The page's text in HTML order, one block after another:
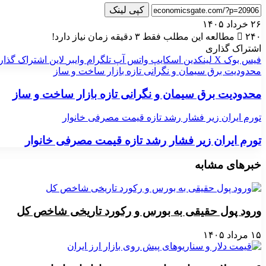
کپی لینک
۲۶ خرداد ۱۴۰۵
۲۴۰
مطالعه این مطلب فقط ۳ دقیقه زمان نیاز دارد!
اشتراک گذاری
فیس بوک X لینکدین اسکایپ واتس آپ تلگرام وایبر لاین اشتراک
محدودیت برق سیمان و نگرانی تازه بازار ساخت و ساز
محدودیت برق سیمان و نگرانی تازه بازار ساخت و ساز
تورم ایران زیر فشار رشد تازه قیمت مصرفی خانوار
تورم ایران زیر فشار رشد تازه قیمت مصرفی خانوار
خبرهای مشابه
ورود پول حقیقی به بورس و رکورد تاریخی شاخص کل
۱۵ مرداد ۱۴۰۵